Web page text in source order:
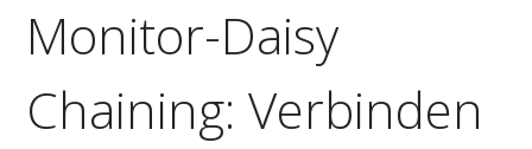
Monitor-Daisy
Chaining: Verbinden